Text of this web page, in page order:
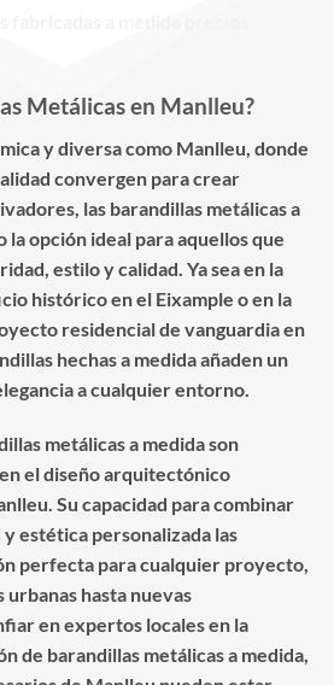
Metálicas en Manlleu?
y diversa como Manlleu, donde
convergen para crear
las barandillas metálicas a
la opción ideal para aquellos que
estilo y calidad. Ya sea en la
histórico en el Eixample o en la
residencial de vanguardia en
hechas a medida añaden un
a cualquier entorno.
metálicas a medida son
el diseño arquitectónico
Su capacidad para combinar
estética personalizada las
perfecta para cualquier proyecto,
hasta nuevas
en expertos locales en la
de barandillas metálicas a medida,